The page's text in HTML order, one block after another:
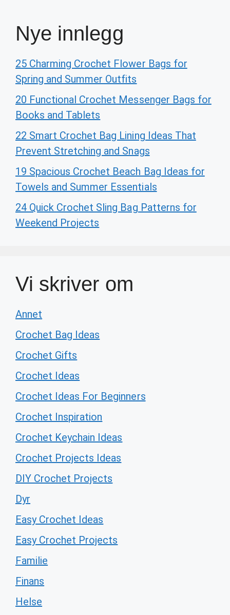
Nye innlegg
25 Charming Crochet Flower Bags for
Spring and Summer Outfits
20 Functional Crochet Messenger Bags for
Books and Tablets
22 Smart Crochet Bag Lining Ideas That
Prevent Stretching and Snags
19 Spacious Crochet Beach Bag Ideas for
Towels and Summer Essentials
24 Quick Crochet Sling Bag Patterns for
Weekend Projects
Vi skriver om
Annet
Crochet Bag Ideas
Crochet Gifts
Crochet Ideas
Crochet Ideas For Beginners
Crochet Inspiration
Crochet Keychain Ideas
Crochet Projects Ideas
DIY Crochet Projects
Dyr
Easy Crochet Ideas
Easy Crochet Projects
Familie
Finans
Helse